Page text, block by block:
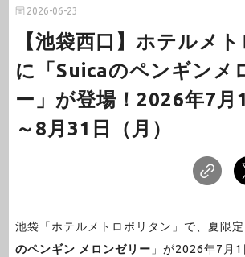
2026-06-23
【池袋西口】ホテルメ
に「Suicaのペンギンメ
ー」が登場！2026年7月
～8月31日（月）
池袋「ホテルメトロポリタン」で、夏限
のペンギン メロンゼリー 」が2026年7月